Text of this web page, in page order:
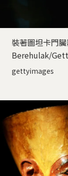
裝著圖坦卡門
Berehulak/
gettyimages